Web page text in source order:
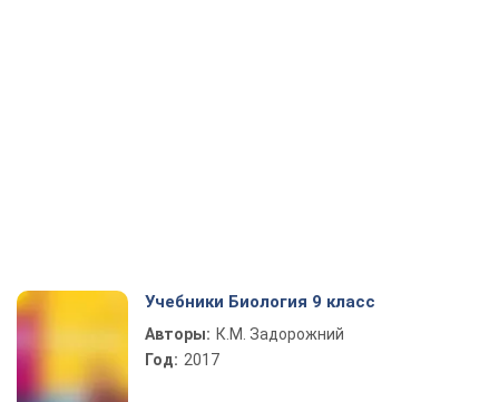
Учебники Биология 9 класс
Авторы: К.М. Задорожний
Год: 2017